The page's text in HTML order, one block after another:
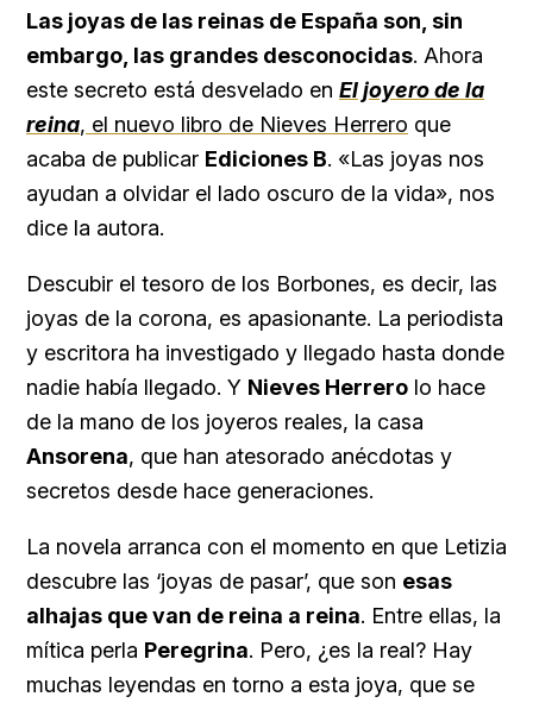
Las joyas de las reinas de España son, sin
embargo, las grandes desconocidas. Ahora
este secreto está desvelado en El joyero de la
reina, el nuevo libro de Nieves Herrero que
acaba de publicar Ediciones B. «Las joyas nos
ayudan a olvidar el lado oscuro de la vida», nos
dice la autora.
Descubir el tesoro de los Borbones, es decir, las
joyas de la corona, es apasionante. La periodista
y escritora ha investigado y llegado hasta donde
nadie había llegado. Y Nieves Herrero lo hace
de la mano de los joyeros reales, la casa
Ansorena, que han atesorado anécdotas y
secretos desde hace generaciones.
La novela arranca con el momento en que Letizia
descubre las ‘joyas de pasar’, que son esas
alhajas que van de reina a reina. Entre ellas, la
mítica perla Peregrina. Pero, ¿es la real? Hay
muchas leyendas en torno a esta joya, que se